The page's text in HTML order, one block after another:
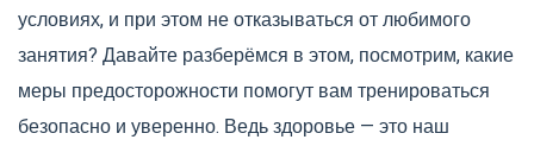
условиях, и при этом не отказываться от любимого
занятия? Давайте разберёмся в этом, посмотрим, какие
меры предосторожности помогут вам тренироваться
безопасно и уверенно. Ведь здоровье — это наш